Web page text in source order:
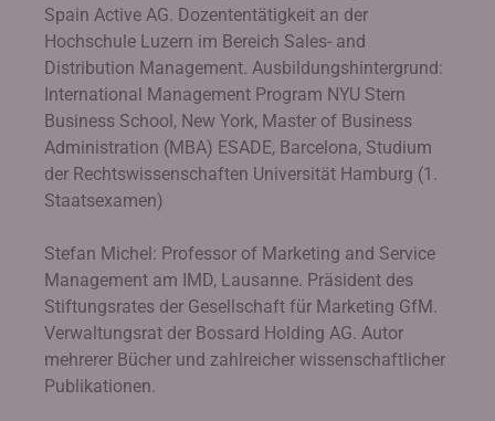
Spain Active AG. Dozententätigkeit an der
Hochschule Luzern im Bereich Sales- and
Distribution Management. Ausbildungshintergrund:
International Management Program NYU Stern
Business School, New York, Master of Business
Administration (MBA) ESADE, Barcelona, Studium
der Rechtswissenschaften Universität Hamburg (1.
Staatsexamen)
Stefan Michel: Professor of Marketing and Service
Management am IMD, Lausanne. Präsident des
Stiftungsrates der Gesellschaft für Marketing GfM.
Verwaltungsrat der Bossard Holding AG. Autor
mehrerer Bücher und zahlreicher wissenschaftlicher
Publikationen.